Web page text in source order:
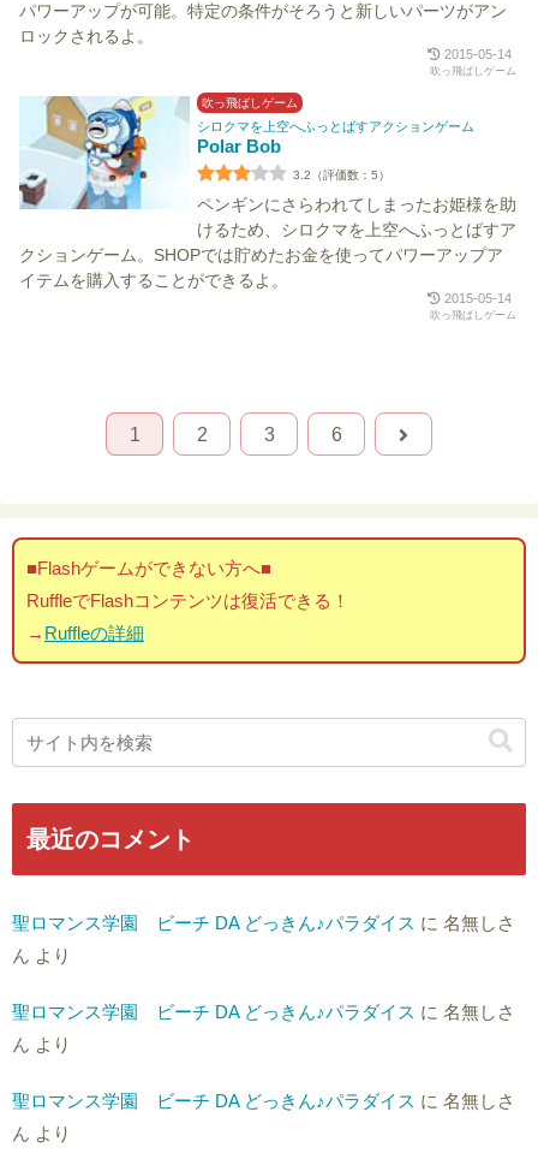
パワーアップが可能。特定の条件がそろうと新しいパーツがアン
ロックされるよ。
2015-05-14
吹っ飛ばしゲーム
吹っ飛ばしゲーム
シロクマを上空へふっとばすアクションゲーム
Polar Bob
3.2（評価数：5）
ペンギンにさらわれてしまったお姫様を助
けるため、シロクマを上空へふっとばすア
クションゲーム。SHOPでは貯めたお金を使ってパワーアップア
イテムを購入することができるよ。
2015-05-14
吹っ飛ばしゲーム
1 2 3 6
■Flashゲームができない方へ■
RuffleでFlashコンテンツは復活できる！
→ Ruffleの詳細
最近のコメント
聖ロマンス学園 ビーチ DA どっきん♪パラダイス に 名無しさ
ん より
聖ロマンス学園 ビーチ DA どっきん♪パラダイス に 名無しさ
ん より
聖ロマンス学園 ビーチ DA どっきん♪パラダイス に 名無しさ
ん より